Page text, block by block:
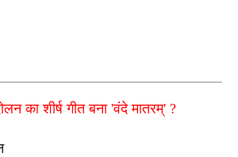
का शीर्ष गीत बना 'वंदे मातरम्' ?